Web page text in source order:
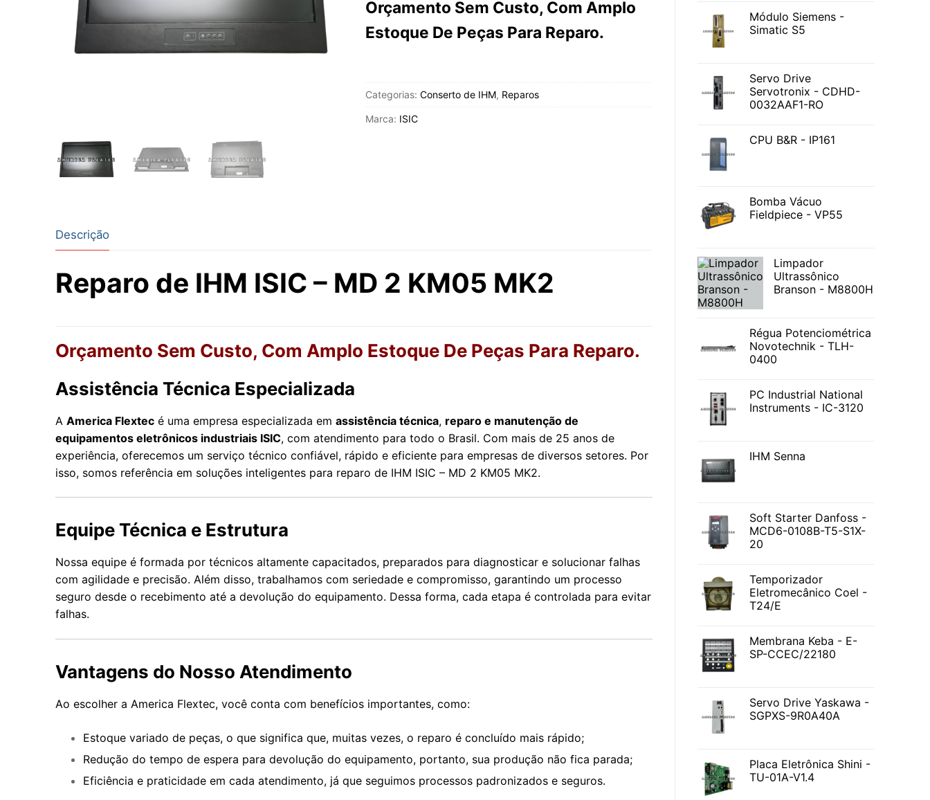
Orçamento Sem Custo, Com Amplo
Estoque De Peças Para Reparo.
Categorias: Conserto de IHM, Reparos
Marca: ISIC
Descrição
Reparo de IHM ISIC – MD 2 KM05 MK2
Orçamento Sem Custo, Com Amplo Estoque De Peças Para Reparo.
Assistência Técnica Especializada
A America Flextec é uma empresa especializada em assistência técnica, reparo e manutenção de
equipamentos eletrônicos industriais ISIC, com atendimento para todo o Brasil. Com mais de 25 anos de
experiência, oferecemos um serviço técnico confiável, rápido e eficiente para empresas de diversos setores. Por
isso, somos referência em soluções inteligentes para reparo de IHM ISIC – MD 2 KM05 MK2.
Equipe Técnica e Estrutura
Nossa equipe é formada por técnicos altamente capacitados, preparados para diagnosticar e solucionar falhas
com agilidade e precisão. Além disso, trabalhamos com seriedade e compromisso, garantindo um processo
seguro desde o recebimento até a devolução do equipamento. Dessa forma, cada etapa é controlada para evitar
falhas.
Vantagens do Nosso Atendimento
Ao escolher a America Flextec, você conta com benefícios importantes, como:
Estoque variado de peças, o que significa que, muitas vezes, o reparo é concluído mais rápido;
Redução do tempo de espera para devolução do equipamento, portanto, sua produção não fica parada;
Eficiência e praticidade em cada atendimento, já que seguimos processos padronizados e seguros.
Módulo Siemens -
Simatic S5
Servo Drive
Servotronix - CDHD-
0032AAF1-RO
CPU B&R - IP161
Bomba Vácuo
Fieldpiece - VP55
Limpador
Ultrassônico
Branson - M8800H
Régua Potenciométrica
Novotechnik - TLH-
0400
PC Industrial National
Instruments - IC-3120
IHM Senna
Soft Starter Danfoss -
MCD6-0108B-T5-S1X-
20
Temporizador
Eletromecânico Coel -
T24/E
Membrana Keba - E-
SP-CCEC/22180
Servo Drive Yaskawa -
SGPXS-9R0A40A
Placa Eletrônica Shini -
TU-01A-V1.4